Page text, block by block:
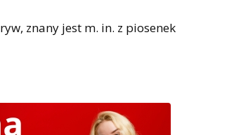
znany jest m. in. z piosenek